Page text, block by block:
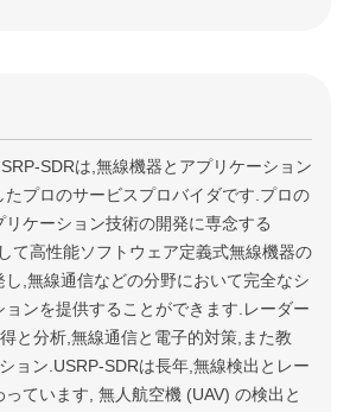
SDRは,無線機器とアプリケーション
プロのサービスプロバイダです.プロの
ケーション技術の開発に専念する
て高性能ソフトウェア定義式無線機器の
,無線通信などの分野において完全なシ
ョンを提供することができます.レーダー
と分析,無線通信と電子的対策,また教
ョン.USRP-SDRは長年,無線検出とレー
ています, 無人航空機 (UAV) の検出と